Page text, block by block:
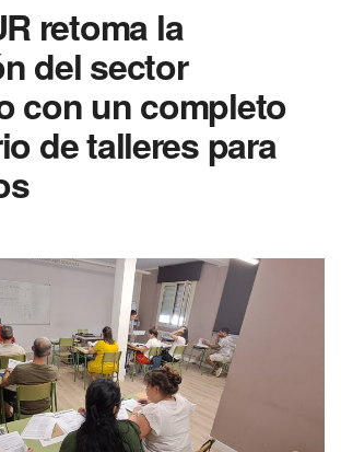
retoma la
del sector
con un completo
de talleres para